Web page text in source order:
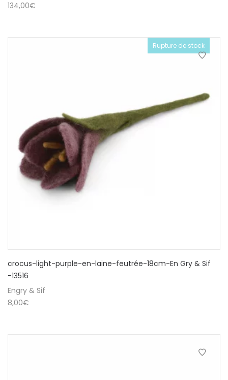
134,00€
Rupture de stock
crocus-light-purple-en-laine-feutrée-18cm-En Gry & Sif
-13516
Engry & Sif
8,00€